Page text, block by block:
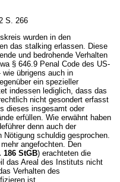
S. 266
wurden in den
das stalking erlassen. Diese
und bedrohende Verhalten
§ 646.9 Penal Code des US-
übrigens auch in
ein spezieller
indessen lediglich, dass das
nicht gesondert erfasst
dieses insgesamt oder
erfüllen. Wie erwähnt haben
denn auch der
Nötigung schuldig gesprochen.
angefochten. Den
186 StGB) erachteten die
das Areal des Instituts nicht
Verhalten des
ist.